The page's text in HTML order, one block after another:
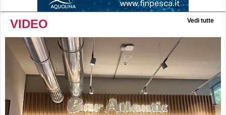
VIDEO Vedi tutte